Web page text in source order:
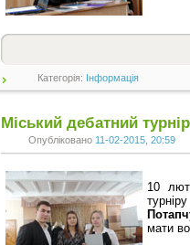
Категорія: Інформація
Міський дебатний
Опубліковано 11-02-2015, 20:59
10
мати